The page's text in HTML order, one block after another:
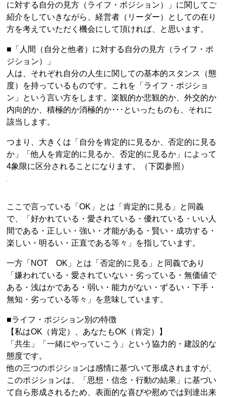
に対する自分の見方（ライフ・ポジション）」に関してご
紹介をしていきながら、経営者（リーダー）としての在り
方を考えていただく機会にして頂ければ、と思います。
■「人間（自分と他者）に対する自分の見方（ライフ・ポ
ジション）」
人は、それぞれ自分の人生に関しての基本的スタンス（態
度）を持っているものです。これを「ライフ・ポジショ
ン」という言い方をします。楽観的か悲観的か、外交的か
内向的か、積極的か消極的か･･･といったものも、それに
該当します。
つまり、大きくは「自分を肯定的に見るか、否定的に見る
か」「他人を肯定的に見るか、否定的に見るか」によって
4象限に区分されることになります。（下図参照）
ここで言っている「OK」とは「肯定的に見る」と同義
で、「好かれている・愛されている・優れている・いい人
間である・正しい・強い・才能がある・賢い・成功する・
楽しい・明るい・正直である等々」を指しています。
一方「NOT OK」とは「否定的に見る」と同義であり
「嫌われている・愛されていない・劣っている・無価値で
ある・浅はかである・弱い・能力がない・ずるい・下手・
無知・劣っている等々」を意味しています。
■ライフ・ポジション別の特徴
【私はOK（肯定）、あなたもOK（肯定）】
「共生」「一緒にやっていこう」という協力的・建設的な
態度です。
他の三つのポジションは感情に基づいて形成されますが、
このポジションは、「思想・信念・行動の結果」に基づい
て自ら形成されるため、表面的な喜びや慰めでは到達出来